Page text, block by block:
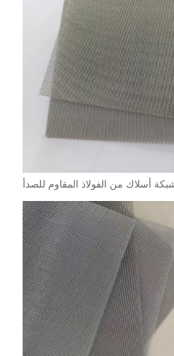
أسلاك من الفولاذ المقاوم للصدأ